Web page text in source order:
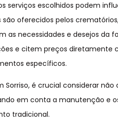
serviços escolhidos podem
são oferecidos pelos
as necessidades e desejos da
e citem preços diretamente
específicos.
é crucial considerar não
em conta a manutenção e
tradicional.